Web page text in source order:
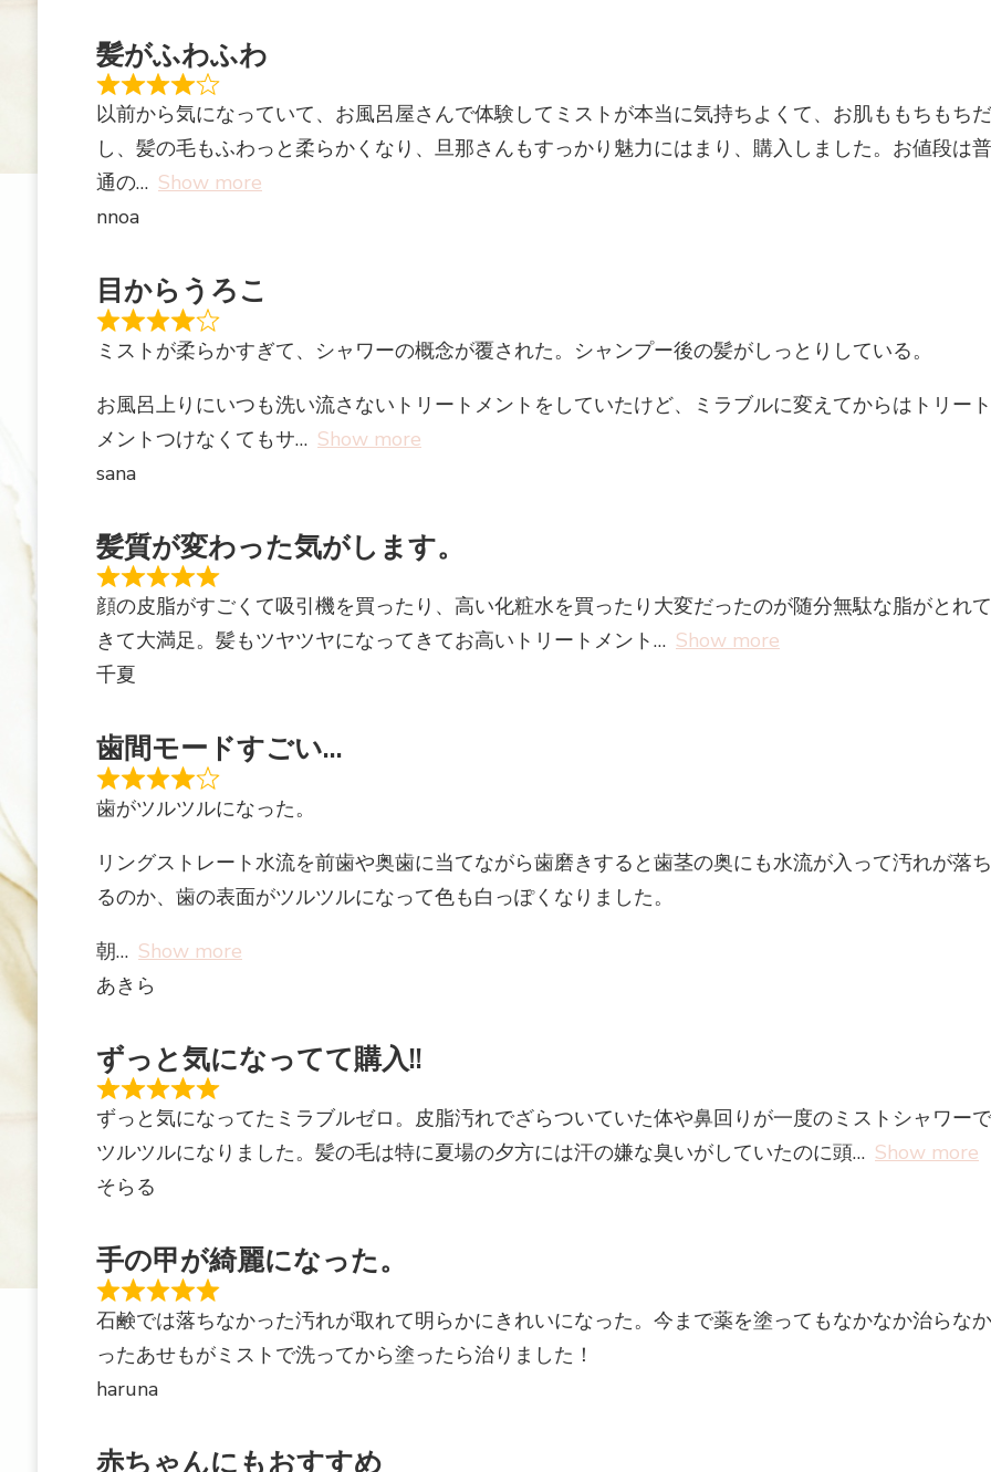
髪がふわふわ
以前から気になっていて、お風呂屋さんで体験してミストが本当に気持ちよくて、お肌ももちもちだ
し、髪の毛もふわっと柔らかくなり、旦那さんもすっかり魅力にはまり、購入しました。お値段は普
通の
Show more
nnoa
目からうろこ
ミストが柔らかすぎて、シャワーの概念が覆された。シャンプー後の髪がしっとりしている。
お風呂上りにいつも洗い流さないトリートメントをしていたけど、ミラブルに変えてからはトリート
メントつけなくてもサ
Show more
sana
髪質が変わった気がします。
顔の皮脂がすごくて吸引機を買ったり、高い化粧水を買ったり大変だったのが随分無駄な脂がとれて
きて大満足。髪もツヤツヤになってきてお高いトリートメント
Show more
千夏
歯間モードすごい…
歯がツルツルになった。
リングストレート水流を前歯や奥歯に当てながら歯磨きすると歯茎の奥にも水流が入って汚れが落ち
るのか、歯の表面がツルツルになって色も白っぽくなりました。
朝
Show more
あきら
ずっと気になってて購入!!
ずっと気になってたミラブルゼロ。皮脂汚れでざらついていた体や鼻回りが一度のミストシャワーで
ツルツルになりました。髪の毛は特に夏場の夕方には汗の嫌な臭いがしていたのに頭
Show more
そらる
手の甲が綺麗になった。
石鹸では落ちなかった汚れが取れて明らかにきれいになった。今まで薬を塗ってもなかなか治らなか
ったあせもがミストで洗ってから塗ったら治りました！
haruna
赤ちゃんにもおすすめ